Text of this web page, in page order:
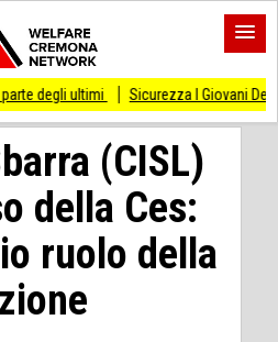
Sicurezza I Giovani Democratici
(CISL)
della Ces:
ruolo della